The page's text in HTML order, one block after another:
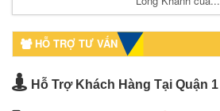
HỖ TRỢ TƯ VẤN
Hỗ Trợ Khách Hàng Tại Quận 1